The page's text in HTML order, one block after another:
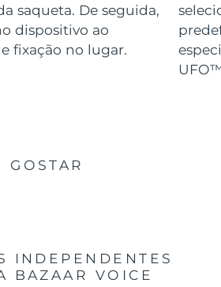
saqueta. De seguida,
dispositivo ao
fixação no lugar.
GOSTAR
INDEPENDENTES
BAZAAR VOICE